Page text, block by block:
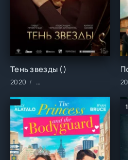
Тень звезды ()
2020 Фильмы/2020 год/